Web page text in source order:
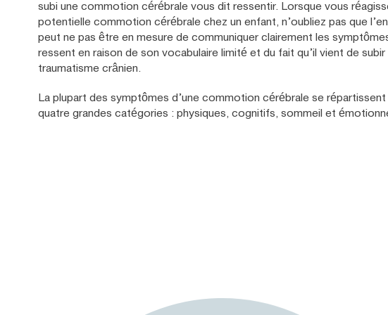
subi une commotion cérébrale vous dit ressentir. Lorsque vous
potentielle commotion cérébrale chez un enfant, n’oubliez pas que
peut ne pas être en mesure de communiquer clairement les symptômes
ressent en raison de son vocabulaire limité et du fait qu’il vient de subir
traumatisme crânien.
La plupart des symptômes d’une commotion cérébrale se répartissent
quatre grandes catégories : physiques, cognitifs, sommeil et